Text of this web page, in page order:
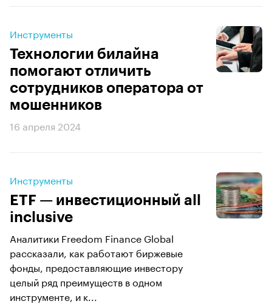
Инструменты
Технологии билайна
помогают отличить
сотрудников оператора от
мошенников
16 апреля 2024
Инструменты
ETF — инвестиционный all
inclusive
Аналитики Freedom Finance Global
рассказали, как работают биржевые
фонды, предоставляющие инвестору
целый ряд преимуществ в одном
инструменте, и к...